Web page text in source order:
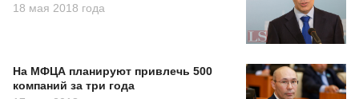
18 мая 2018 года
На МФЦА планируют привлечь 500
компаний за три года